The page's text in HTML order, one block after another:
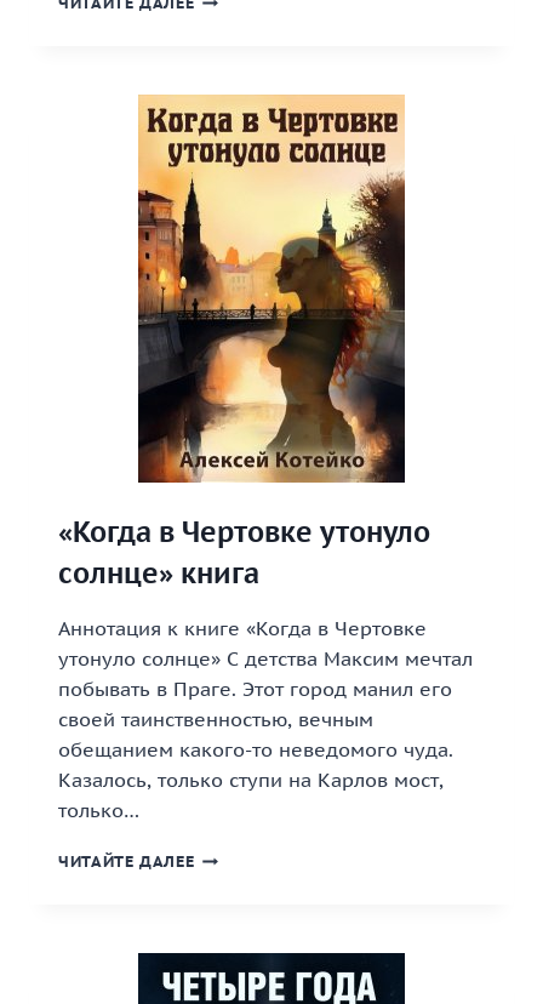
КНИГА
«Когда в Чертовке утонуло
солнце» книга
Аннотация к книге «Когда в Чертовке
утонуло солнце» С детства Максим мечтал
побывать в Праге. Этот город манил его
своей таинственностью, вечным
обещанием какого-то неведомого чуда.
Казалось, только ступи на Карлов мост,
только…
ЧИТАЙТЕ ДАЛЕЕ «КОГДА
СОЛНЦЕ»
КНИГА